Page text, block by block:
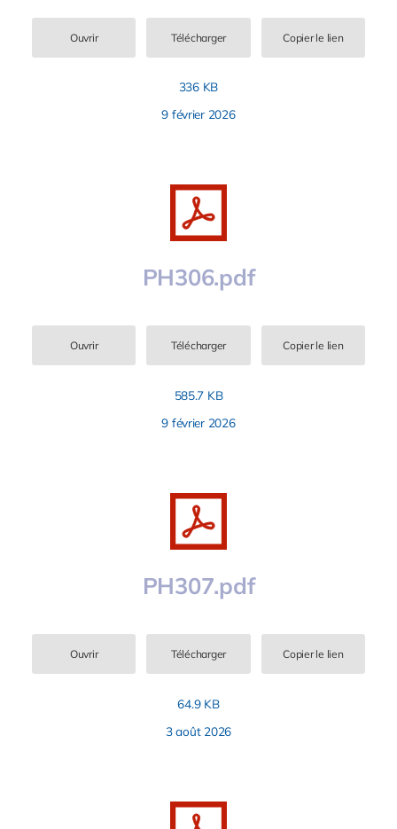
Ouvrir Télécharger Copier le lien
336 KB
9 février 2026
PH306.pdf
Ouvrir Télécharger Copier le lien
585.7 KB
9 février 2026
PH307.pdf
Ouvrir Télécharger Copier le lien
64.9 KB
3 août 2026